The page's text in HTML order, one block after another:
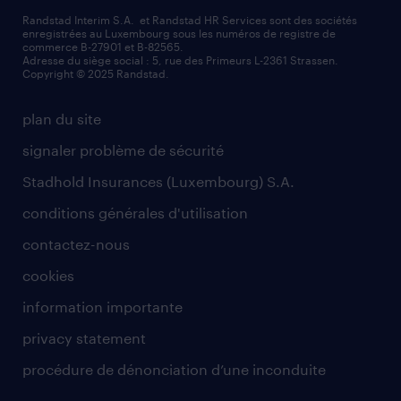
demander à être contacté
mag RH
valeurs et mission
information importante
randstad dans le monde
plan du site
signaler problème de sécurité
Stadhold Insurances (Luxembourg) S.A.
conditions générales d'utilisation
contactez-nous
cookies
information importante
privacy statement
procédure de dénonciation d’une inconduite
Randstad Interim S.A. et Randstad HR Services sont des sociétés
enregistrées au Luxembourg sous les numéros de registre de
commerce B-27901 et B-82565.
Adresse du siège social : 5, rue des Primeurs L-2361 Strassen.
Copyright © 2025 Randstad.